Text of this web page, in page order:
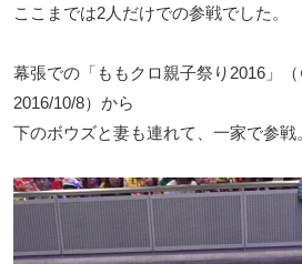
ここまでは2人だけでの参戦でした。
幕張での「ももクロ親子祭り2016」
2016/10/8）から
下のボウズと妻も連れて、一家で参戦